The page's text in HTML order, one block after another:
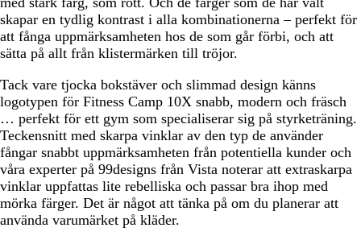
skapar en tydlig kontrast i alla kombinationerna – perfekt för
att fånga uppmärksamheten hos de som går förbi, och att
sätta på allt från klistermärken till tröjor.
Tack vare tjocka bokstäver och slimmad design känns
logotypen för Fitness Camp 10X snabb, modern och fräsch
… perfekt för ett gym som specialiserar sig på styrketräning.
Teckensnitt med skarpa vinklar av den typ de använder
fångar snabbt uppmärksamheten från potentiella kunder och
våra experter på 99designs från Vista noterar att extraskarpa
vinklar uppfattas lite rebelliska och passar bra ihop med
mörka färger. Det är något att tänka på om du planerar att
använda varumärket på kläder.